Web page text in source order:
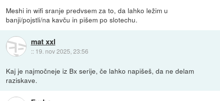
Meshi in wifi sranje predvsem za to, da lahko ležim u
banji/pojstli/na kavču in pišem po slotechu.
mat xxl
:: 19. nov 2025, 23:56
Kaj je najmočneje iz Bx serije, če lahko napišeš, da ne delam
raziskave.